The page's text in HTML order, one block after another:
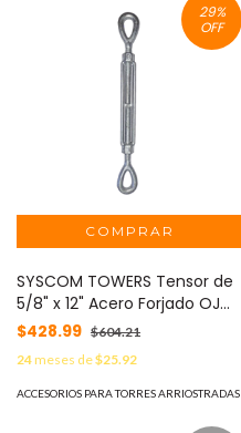
29%
OFF
SYSCOM TOWERS Tensor de
5/8" x 12" Acero Forjado OJO-
OJO Galv. Inmersión en
Caliente (Carga Max. 3500
lbs). TEN5/8X12OOJ
$428.99 $604.21
24meses de$25.92
ACCESORIOS PARA TORRES ARRIOSTRADAS